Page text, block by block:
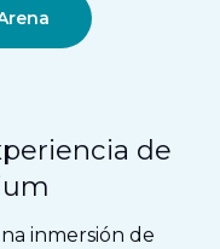
de
inmersión de